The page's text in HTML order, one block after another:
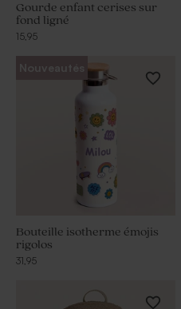
Gourde enfant cerises sur
fond ligné
15,95
Nouveautés
Bouteille isotherme émojis
rigolos
31,95